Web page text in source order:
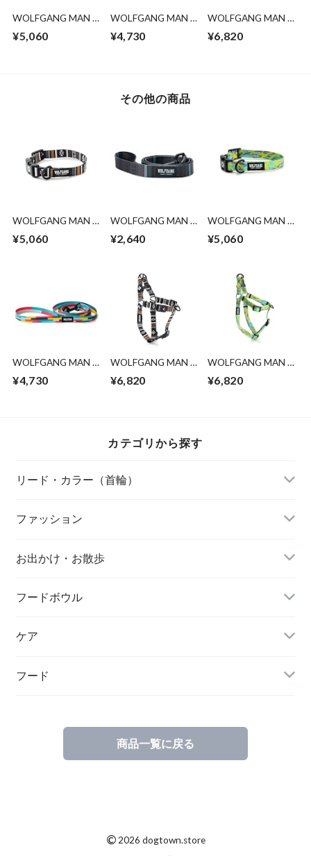
WOLFGANG MAN &
COLLAR ( S size )
¥5,060
WOLFGANG MAN &
/MarbleWave Leash (
¥4,730
WOLFGANG MAN &
Harness ( S size )
¥6,820
その他の商品
WOLFGANG MAN &
COLLAR ( S size )
¥5,060
WOLFGANG MAN &
LEASH ( M size )
¥2,640
WOLFGANG MAN &
ModernCanvas
¥5,060
WOLFGANG MAN &
Leash ( S size )
¥4,730
WOLFGANG MAN &
HARNESS ( S size )
¥6,820
WOLFGANG MAN &
/ModernCanvas
¥6,820
カテゴリから探す
リード・カラー（首輪）
FOUND MY ANIMAL（ファウンドマイアニマ
ファッション
A BIENTOT!（アビエント）
お出かけ・お散歩
FOUND MY ANIMAL（ファウンドマイアニマ
フードボウル
ケア
フード
商品一覧に戻る
© 2026 dogtown.store